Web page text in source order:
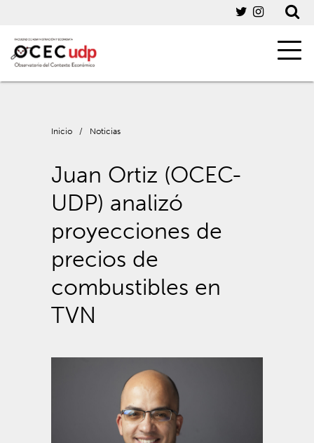
Inicio / Noticias
Juan Ortiz (OCEC-
UDP) analizó
proyecciones de
precios de
combustibles en
TVN